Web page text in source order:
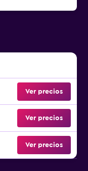
Ver precios
Ver precios
Ver precios